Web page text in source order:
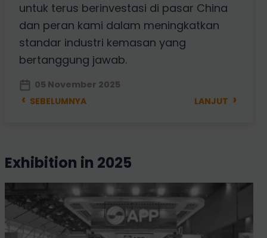
untuk terus berinvestasi di pasar China
dan peran kami dalam meningkatkan
standar industri kemasan yang
bertanggung jawab.
05 November 2025
‹ SEBELUMNYA LANJUT ›
exhibition in 2025